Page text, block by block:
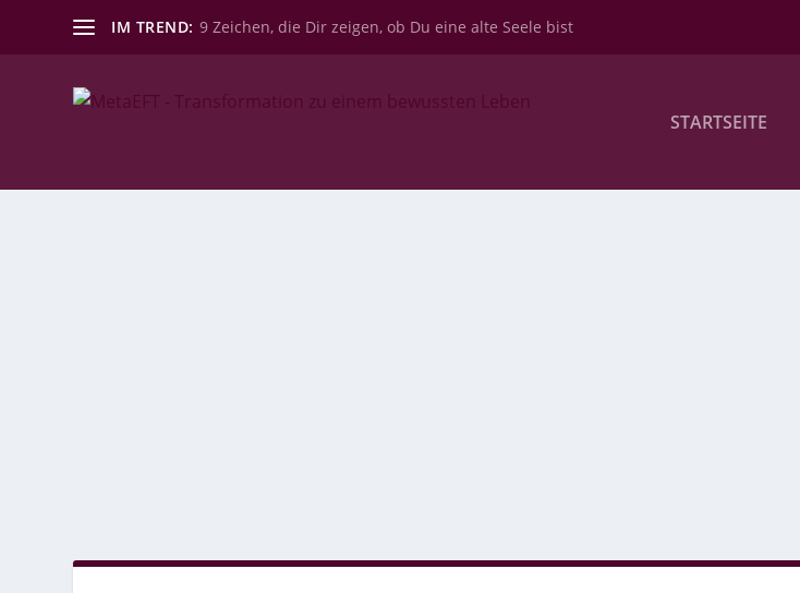
IM TREND: 9 Zeichen, die Dir zeigen, ob Du eine alte Seele bist
STARTSEITE